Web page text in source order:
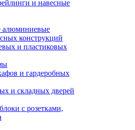
и навесные
алюминиевые
конструкций
и пластиковых
и гардеробных
и складных дверей
с розетками,